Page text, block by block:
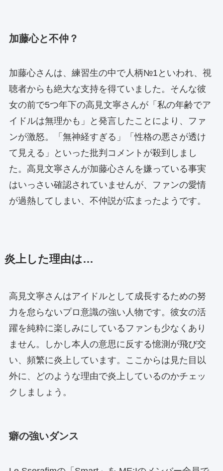
加藤心と不仲？
加藤心さんは、練習生の中で人柄№1といわれ、視
聴者からも絶大な支持を得ていました。そんな彼
女の前で5つ年下の高見文寧さんが「私の年齢でア
イドルは無理かも」と発言したことにより、ファ
ンが激怒。「無神経すぎる」「性格の悪さが透け
て見える」といった批判コメントが殺到しまし
た。高見文寧さんが加藤心さんを嫌っている事実
はいっさい確認されていませんが、ファンの愛情
が過熱してしまい、不仲説が広まったようです。
炎上した理由は…
高見文寧さんはアイドルとして成長するための努
力を怠らないプロ意識の強い人物です。彼女の活
躍を純粋に楽しみにしているファンも少なくあり
ません。しかし本人の意思に反する憶測が飛び交
い、頻繁に炎上しています。ここからは見た目以
外に、どのような理由で炎上しているのかチェッ
クしましょう。
癖の強いダンス